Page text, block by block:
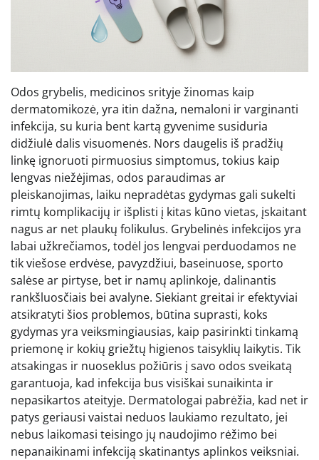
Odos grybelis, medicinos srityje žinomas kaip
dermatomikozė, yra itin dažna, nemaloni ir varginanti
infekcija, su kuria bent kartą gyvenime susiduria
didžiulė dalis visuomenės. Nors daugelis iš pradžių
linkę ignoruoti pirmuosius simptomus, tokius kaip
lengvas niežėjimas, odos paraudimas ar
pleiskanojimas, laiku nepradėtas gydymas gali sukelti
rimtų komplikacijų ir išplisti į kitas kūno vietas, įskaitant
nagus ar net plaukų folikulus. Grybelinės infekcijos yra
labai užkrečiamos, todėl jos lengvai perduodamos ne
tik viešose erdvėse, pavyzdžiui, baseinuose, sporto
salėse ar pirtyse, bet ir namų aplinkoje, dalinantis
rankšluosčiais bei avalyne. Siekiant greitai ir efektyviai
atsikratyti šios problemos, būtina suprasti, koks
gydymas yra veiksmingiausias, kaip pasirinkti tinkamą
priemonę ir kokių griežtų higienos taisyklių laikytis. Tik
atsakingas ir nuoseklus požiūris į savo odos sveikatą
garantuoja, kad infekcija bus visiškai sunaikinta ir
nepasikartos ateityje. Dermatologai pabrėžia, kad net ir
patys geriausi vaistai neduos laukiamo rezultato, jei
nebus laikomasi teisingo jų naudojimo rėžimo bei
nepanaikinami infekciją skatinantys aplinkos veiksniai.